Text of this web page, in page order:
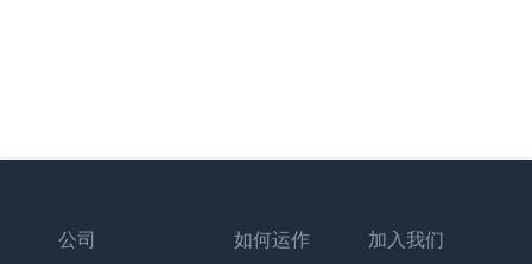
公司 如何运作 加入我们